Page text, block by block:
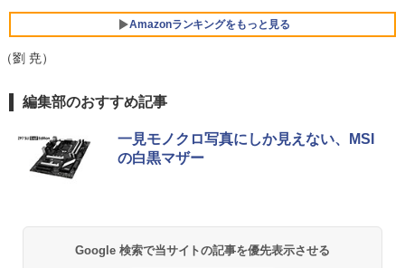
5
【★最大100%ポイント】【Office 2024
XGA/WEBカメラ/HDMI/Wi-Fi/Bluetoot
h/中古PC 中古ノートパソコン Windows
11 Win11正式対応
￥30,800
￥24,000
￥6,470
Amazonランキングをもっと見る
BRUCE WAYNE feat. Flo Milli, ATL Jacob
[Explicit]
￥250
[Explicit]
￥250
by Amazon 天然水 ラベルレス 500ml ×24本
富士山の天然水 バナジウム含有 水 ミネラル
ウォーター ペットボトル 静岡県産 500ミリリ
ットル (Smart Basic)
【Amazon.co.jp限定】 い・ろ・は・す 2L P
ET ラベルレス ×8本
薬屋のひとりごと 17巻 (デジタル版ビッグガ
ンガンコミックス)
￥770
エース)
￥832
（劉 尭）
編集部のおすすめ記事
一見モノクロ写真にしか見えない、MSI
の白黒マザー
Google 検索で当サイトの記事を優先表示させる